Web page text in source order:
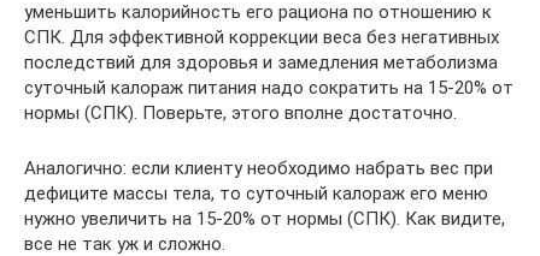
уменьшить калорийность его рациона по отношению к
СПК. Для эффективной коррекции веса без негативных
последствий для здоровья и замедления метаболизма
суточный калораж питания надо сократить на 15-20% от
нормы (СПК). Поверьте, этого вполне достаточно.
Аналогично: если клиенту необходимо набрать вес при
дефиците массы тела, то суточный калораж его меню
нужно увеличить на 15-20% от нормы (СПК). Как видите,
все не так уж и сложно.